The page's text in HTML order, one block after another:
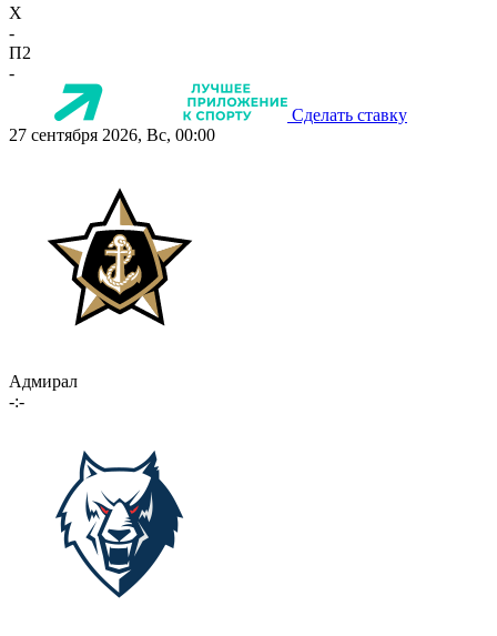
X
-
П2
-
Сделать ставку
27 сентября 2026, Вс, 00:00
Адмирал
-:-